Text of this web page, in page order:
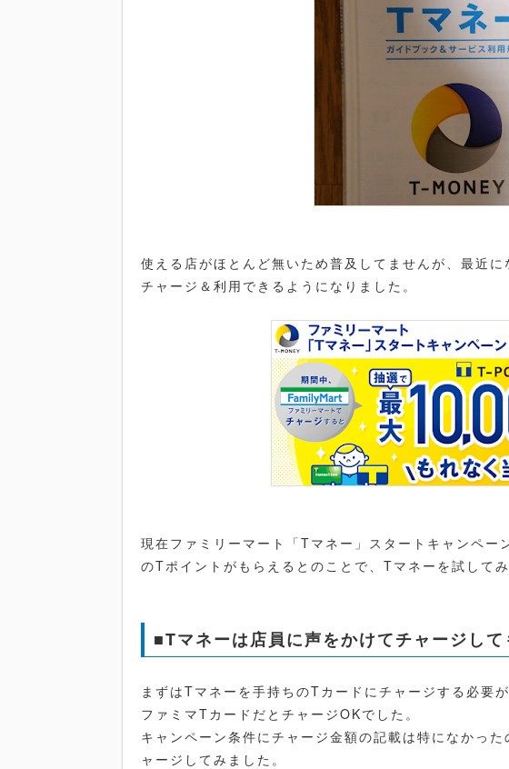
使える店がほとんど無いため普及してませんが、最近
チャージ＆利用できるようになりました。
現在ファミリーマート「Tマネー」スタートキャンペ
のTポイントがもらえるとのことで、Tマネーを試してみ
■Tマネーは店員に声をかけてチャージして
まずはTマネーを手持ちのTカードにチャージする必要
ファミマTカードだとチャージOKでした。
キャンペーン条件にチャージ金額の記載は特になかっ
ャージしてみました。